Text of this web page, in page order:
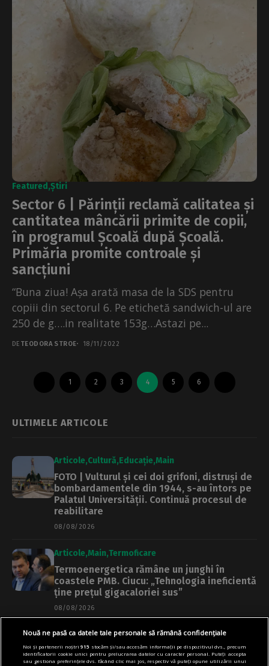
Featured Știri
Sector 6 | Părinții reclamă calitatea și
cantitatea mâncării primite de copii,
în programul Școală după Școală.
Primăria promite controale și
sancțiuni
“Buna ziua! Așa arată masa de la SDS pentru
copiii din sectorul 6. Pe etichetă sandwich-ul are
250 de g….in realitate 153g…Astazi pe...
DE TEODORA STROE 18/11/2022
1 2 3 4 5 6
ULTIMELE ARTICOLE
Articole Cultură Educație Main
FOTO | Vulturul și cei doi grifoni, distruși de
bombardamentele din 1944, s-au întors pe
Palatul Universității. Continuă procesul de
reabilitare
08/08/2026
Articole Main Termoficare
Termoenergetica rămâne un junghi în
coastele PMB. Ciucu: „Tehnologia ineficientă
ține prețul gigacaloriei sus”
08/08/2026
Articole Main Transport
Trei trenuri spre litoral, în regim privat.
Prețurile biletelor de la București, mai mici
Nouă ne pasă ca datele tale personale să rămână confidențiale
Noi și partenerii noștri915 stocăm și/sau accesăm informații pe dispozitivul dvs., precum
identificatorii cookie unici pentru prelucrarea datelor cu caracter personal. Puteți accepta
sau gestiona preferințele dvs. făcând clic mai jos, respectiv vă puteți opune utilizării unui